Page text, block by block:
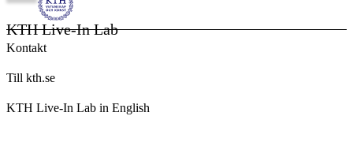
KTH Live-In Lab
Kontakt
Till kth.se
KTH Live-In Lab in English